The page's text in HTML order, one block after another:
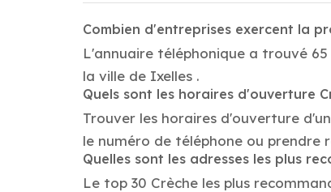
Combien d'entreprises exercent la
L'annuaire téléphonique a trouvé
la ville de Ixelles .
Quels sont les horaires d'ouverture
Trouver les horaires d'ouverture
le numéro de téléphone ou prendre
Quelles sont les adresses les plus
Le top 30 Crèche les plus